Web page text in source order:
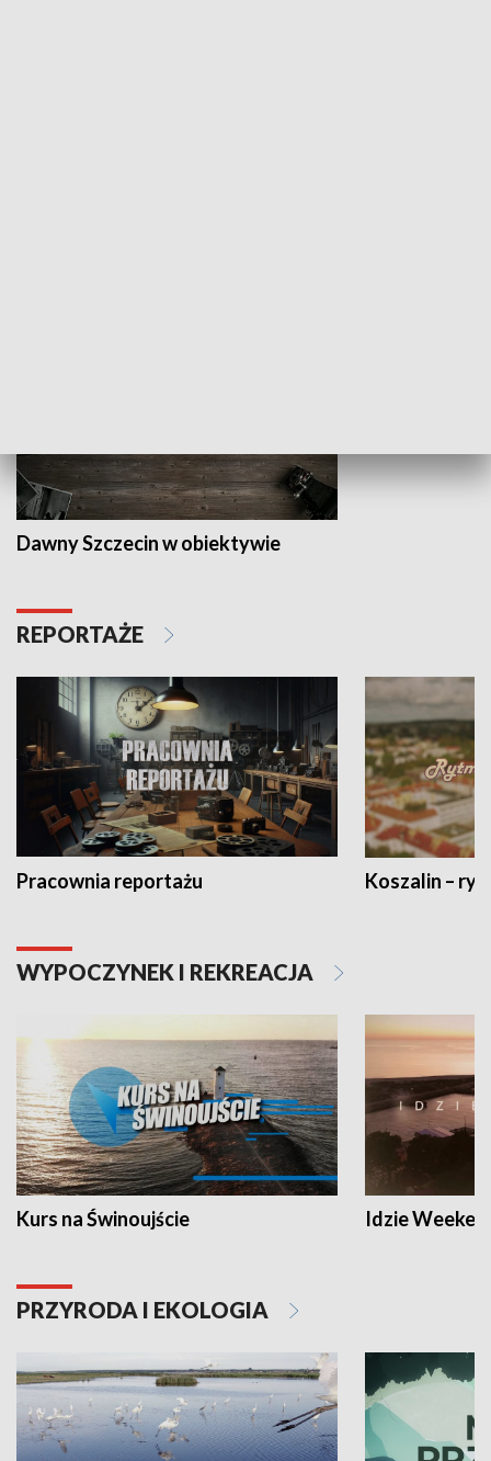
Dawny Szczecin w obiektywie
REPORTAŻE
Pracownia reportażu Koszalin –
WYPOCZYNEK I REKREACJA
Kurs na Świnoujście Idzie
PRZYRODA I EKOLOGIA